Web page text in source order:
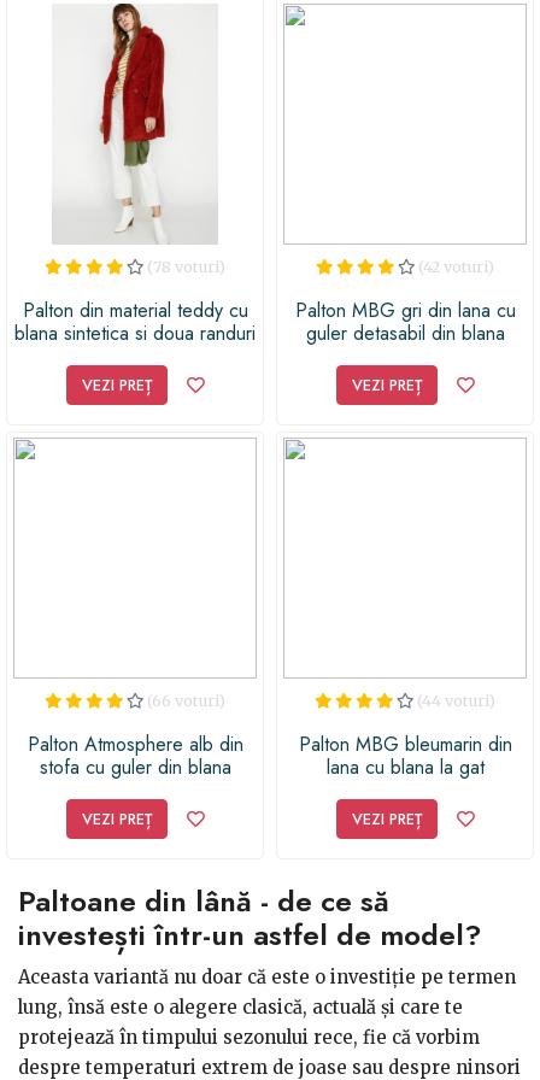
memorabilă oricărei femei speciale din viața ta!
(78 voturi)
Palton din material teddy cu
blana sintetica si doua randuri
VEZI PREȚ
(42 voturi)
Palton MBG gri din lana cu
guler detasabil din blana
VEZI PREȚ
(66 voturi)
Palton Atmosphere alb din
stofa cu guler din blana
VEZI PREȚ
(44 voturi)
Palton MBG bleumarin din
lana cu blana la gat
VEZI PREȚ
Paltoane din lână - de ce să
investești într-un astfel de model?
Aceasta variantă nu doar că este o investiție pe termen
lung, însă este o alegere clasică, actuală și care te
protejează în timpului sezonului rece, fie că vorbim
despre temperaturi extrem de joase sau despre ninsori